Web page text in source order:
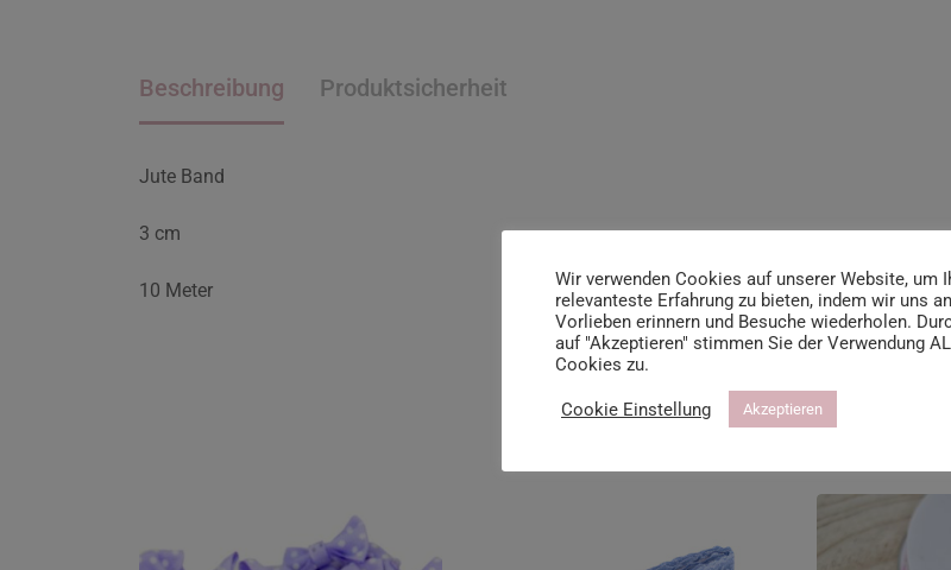
Beschreibung Produktsicherheit
Jute Band
3 cm
10 Meter
Ähnliche Produkte
Wir verwenden Cookies auf unserer Website, um
relevanteste Erfahrung zu bieten, indem wir uns
Vorlieben erinnern und Besuche wiederholen.
auf "Akzeptieren" stimmen Sie der Verwendung
Cookies zu.
Cookie Einstellung Akzeptieren